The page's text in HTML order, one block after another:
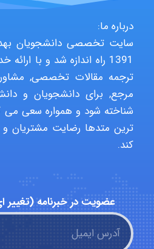
درباره ما:
سایت تخصصی دانشجویان
1391 راه اندازه شد و با
ترجمه مقالات تخصصی,
مرجع, برای دانشجویان و
شناخته شود و همواره سعی می
ترین متدها رضایت مشتریان و
کند.
عضویت در خبرنامه (تغییر